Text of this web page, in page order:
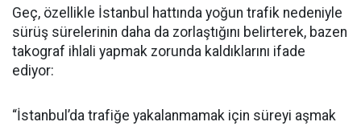
Geç, özellikle İstanbul hattında yoğun trafik nedeniyle
sürüş sürelerinin daha da zorlaştığını belirterek, bazen
takograf ihlali yapmak zorunda kaldıklarını ifade
ediyor:
“İstanbul’da trafiğe yakalanmamak için süreyi aşmak